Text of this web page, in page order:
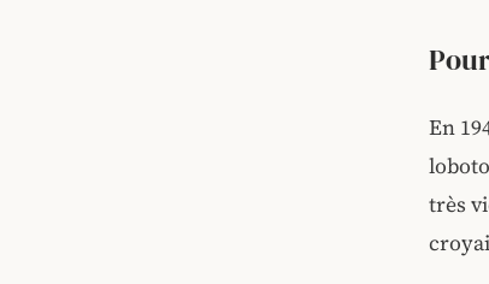
En
très